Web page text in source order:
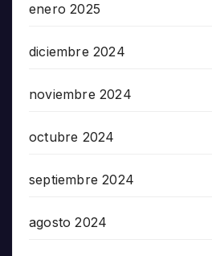
enero 2025
diciembre 2024
noviembre 2024
octubre 2024
septiembre 2024
agosto 2024